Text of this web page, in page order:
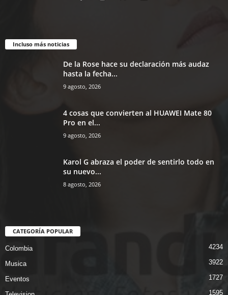
Incluso más noticias
De la Rose hace su declaración más audaz
hasta la fecha...
9 agosto, 2026
4 cosas que convierten al HUAWEI Mate 80
Pro en el...
9 agosto, 2026
Karol G abraza el poder de sentirlo todo en
su nuevo...
8 agosto, 2026
CATEGORÍA POPULAR
Colombia 4234
Musica 3922
Eventos 1727
1595